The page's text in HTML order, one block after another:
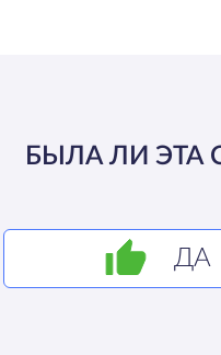
БЫЛА ЛИ ЭТА
ДА